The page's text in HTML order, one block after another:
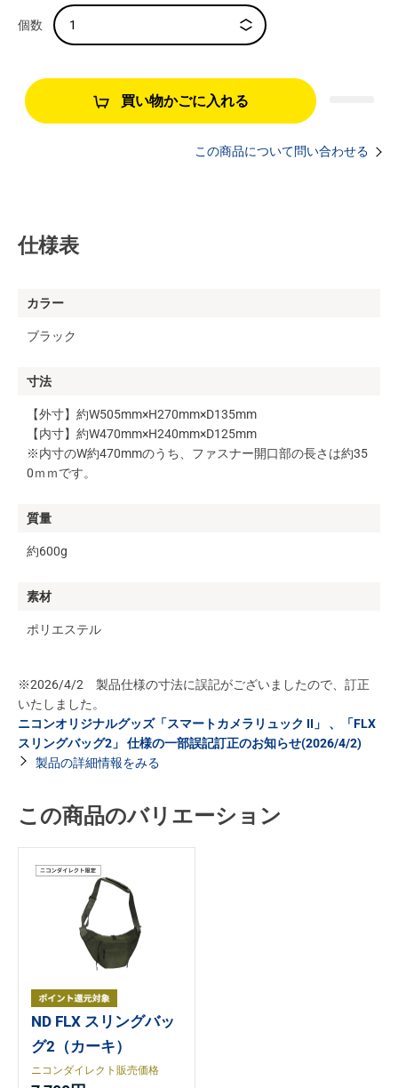
買い物かごに入れる
この商品について問い合わせる
仕様表
カラー
ブラック
寸法
【外寸】約W505mm×H270mm×D135mm
【内寸】約W470mm×H240mm×D125mm
※内寸のW約470mmのうち、ファスナー開口部の長さは約35
0ｍｍです。
質量
約600g
素材
ポリエステル
※2026/4/2 製品仕様の寸法に誤記がございましたので、訂正
いたしました。
ニコンオリジナルグッズ「スマートカメラリュック II」 、「FLX
スリングバッグ2」 仕様の一部誤記訂正のお知らせ(2026/4/2)
製品の詳細情報をみる
この商品のバリエーション
ND FLX スリングバッ
グ2（カーキ）
ニコンダイレクト販売価格